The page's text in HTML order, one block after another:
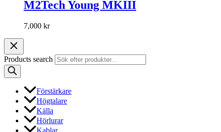
M2Tech Young MKIII
7,000 kr
Products search
Förstärkare
Högtalare
Källa
Hörlurar
Kablar